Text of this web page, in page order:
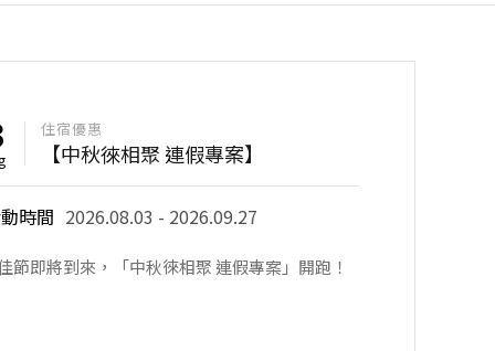
住宿優惠
【中秋徠相聚 連假專案】
時間 2026.08.03 - 2026.09.27
節即將到來，「中秋徠相聚 連假專案」開跑！